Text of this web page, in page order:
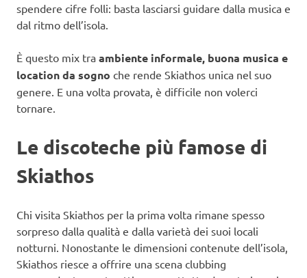
spendere cifre folli: basta lasciarsi guidare dalla musica e
dal ritmo dell’isola.
È questo mix tra ambiente informale, buona musica e
location da sogno che rende Skiathos unica nel suo
genere. E una volta provata, è difficile non volerci
tornare.
Le discoteche più famose di
Skiathos
Chi visita Skiathos per la prima volta rimane spesso
sorpreso dalla qualità e dalla varietà dei suoi locali
notturni. Nonostante le dimensioni contenute dell’isola,
Skiathos riesce a offrire una scena clubbing